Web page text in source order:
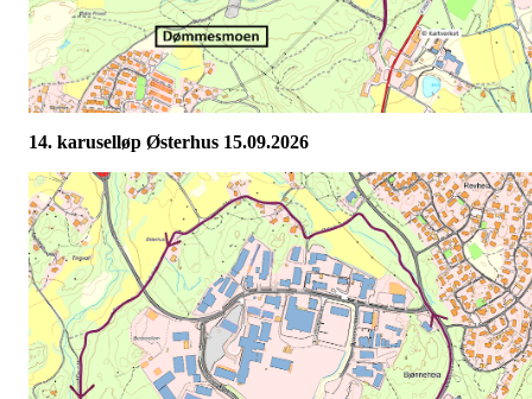
14. karuselløp Østerhus 15.09.2026